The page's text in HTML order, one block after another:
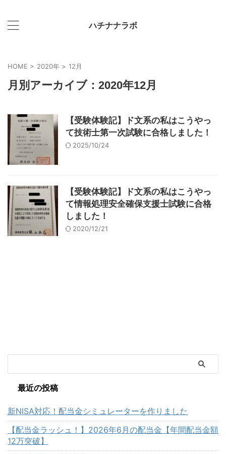
ハチナナラボ
HOME > 2020年 > 12月
月別アーカイブ：2020年12月
【受験体験記】ド文系の私はこうやっ
て技術士第一次試験に合格しました！
2025/10/24
【受験体験記】ド文系の私はこうやっ
て情報処理安全確保支援士試験に合格
しました！
2020/12/21
最近の投稿
新NISA対応！配当金シミュレーターを作りました
【配当金ラッシュ！】2026年6月の配当金【年間配当金額
12万突破】